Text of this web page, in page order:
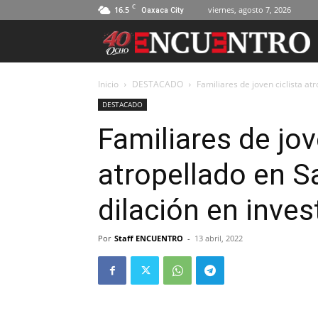
16.5 C Oaxaca City viernes, agosto 7, 2026
Inicio DESTACADO Familiares de joven ciclista
DESTACADO
Familiares de
atropellado en
dilación en
Por Staff ENCUENTRO - 13 abril, 2022